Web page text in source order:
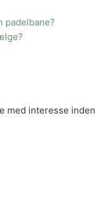
padelbane?
med interesse